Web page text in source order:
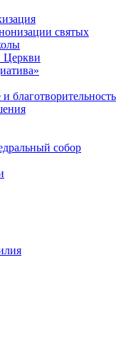
святых
Церкви
благотворительность
собор